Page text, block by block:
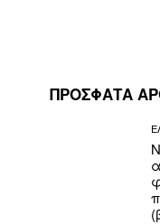
ΠΡΟΣΦΑΤΑ